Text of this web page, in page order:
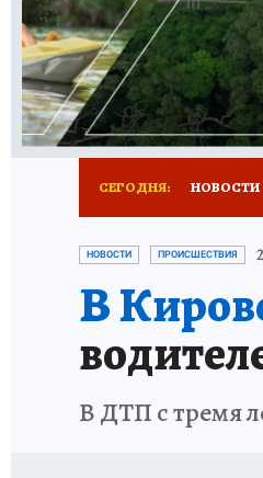
РАДИО КП
СЕГОДНЯ: НОВОСТИ
ВЯТСКАЯ
НОВОСТИ ПРОИСШЕСТВИЯ
В
В ДТП с тремя